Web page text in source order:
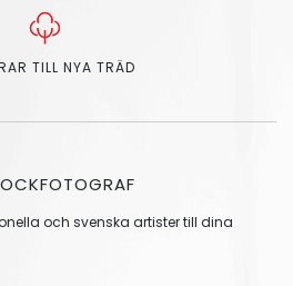
TILL NYA TRÄD
och svenska artister till dina